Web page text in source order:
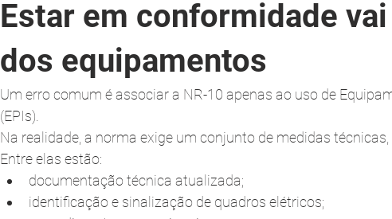
Estar em conformidade
dos equipamentos
Um erro comum é associar a NR-10 apenas ao uso de
(EPIs).
Na realidade, a norma exige um conjunto de medidas
Entre elas estão:
documentação técnica atualizada;
identificação e sinalização de quadros elétricos;